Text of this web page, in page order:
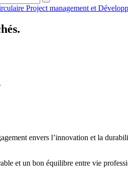
Project management et
envers l’innovation et la
et un bon équilibre entre vie